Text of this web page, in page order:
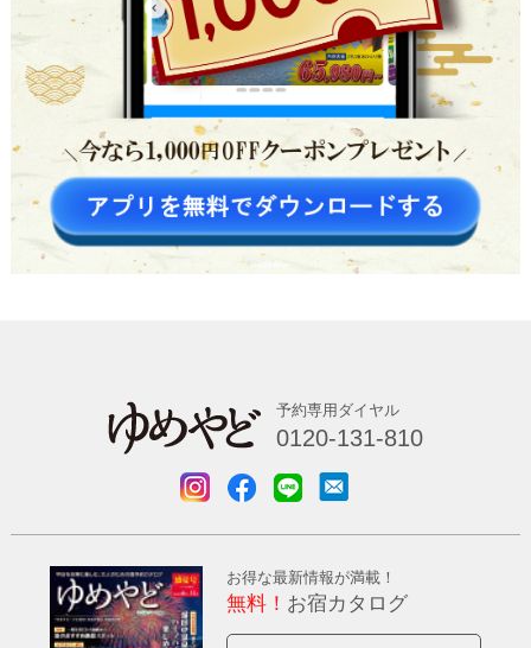
予約専用ダイヤル
0120-131-810
お得な最新情報が満載！
無料！ お宿カタログ